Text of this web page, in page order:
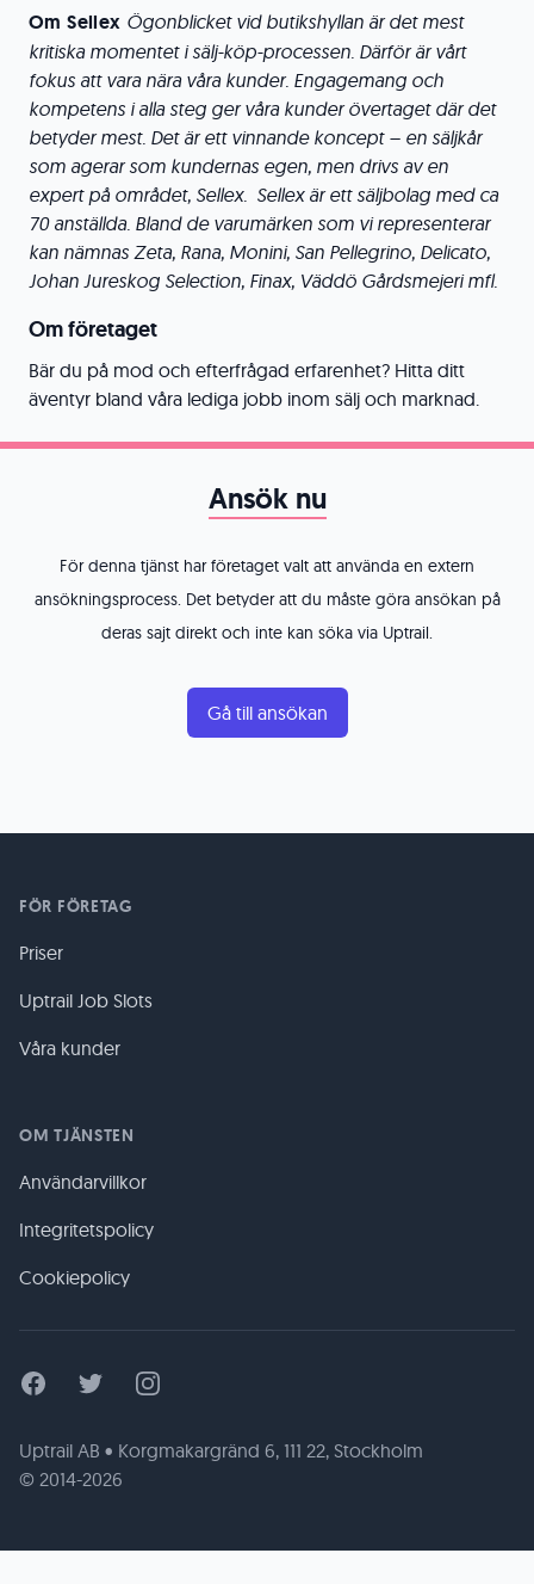
Om Sellex Ögonblicket vid butikshyllan är det mest
kritiska momentet i sälj-köp-processen. Därför är vårt
fokus att vara nära våra kunder. Engagemang och
kompetens i alla steg ger våra kunder övertaget där det
betyder mest. Det är ett vinnande koncept – en säljkår
som agerar som kundernas egen, men drivs av en
expert på området, Sellex. Sellex är ett säljbolag med ca
70 anställda. Bland de varumärken som vi representerar
kan nämnas Zeta, Rana, Monini, San Pellegrino, Delicato,
Johan Jureskog Selection, Finax, Väddö Gårdsmejeri mfl.
Om företaget
Bär du på mod och efterfrågad erfarenhet? Hitta ditt
äventyr bland våra lediga jobb inom sälj och marknad.
Ansök nu
För denna tjänst har företaget valt att använda en extern
ansökningsprocess. Det betyder att du måste göra ansökan på
deras sajt direkt och inte kan söka via Uptrail.
Gå till ansökan
FÖR FÖRETAG
Priser
Uptrail Job Slots
Våra kunder
OM TJÄNSTEN
Användarvillkor
Integritetspolicy
Cookiepolicy
FacebookTwitter Instagram
Uptrail AB • Korgmakargränd 6, 111 22, Stockholm
© 2014-2026